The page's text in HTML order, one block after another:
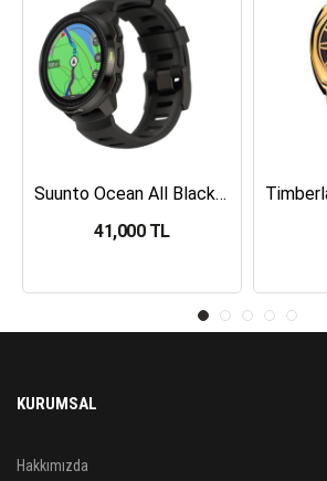
Suunto Ocean All Black Dalış Bilgisayarı SS050982000
41,000 TL
KURUMSAL
Hakkımızda